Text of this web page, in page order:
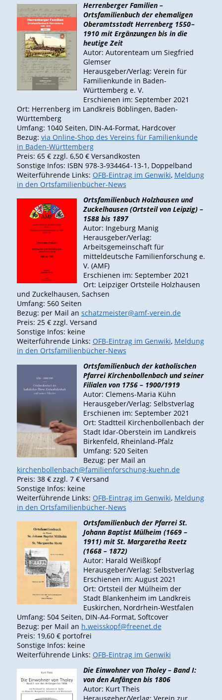
Herrenberger Familien –
Ortsfamilienbuch der ehemaligen
Oberamtsstadt Herrenberg 1550 –
1910 mit Ergänzungen bis in die
heutige Zeit
Autor: Autorenteam um Siegfried
Glemser
Herausgeber/Verlag: Verein für
Familienkunde in Baden-
Württemberg e. V.
Erschienen im: September 2021
Ort: Herrenberg im Landkreis Böblingen, Baden-
Württemberg
Umfang: 1040 Seiten, DIN-A4-Format, Hardcover
Bezug: via Online-Shop des Vereins für Familienkunde
in Baden-Württemberg
Preis: 65 € zzgl. 6,50 € Versandkosten
Sonstige Infos: ISBN 978-3‑934464 - 13‑1, Doppelband
Weiterführende Links: OFB-Eintrag im Genwiki, Meldung
in den Ortsfamilienbücher-News
Ortsfamilienbuch Holzhausen und
Zuckelhausen (Ortsteil von Leipzig) –
1588 bis 1897
Autor: Ingeburg Manig
Herausgeber/Verlag:
Arbeitsgemeinschaft für
mitteldeutsche Familienforschung e.
V. (AMF)
Erschienen im: September 2021
Ort: Leipziger Ortsteile Holzhausen
und Zuckelhausen, Sachsen
Umfang: 560 Seiten
Bezug: per Mail an schatzmeister@amf-verein.de
Preis: 25 € zzgl. Versand
Sonstige Infos: keine
Weiterführende Links: OFB-Eintrag im Genwiki, Meldung
in den Ortsfamilienbücher-News
Ortsfamilienbuch der katholischen
Pfarrei Kirchenbollenbach und seiner
Filialen von 1756 – 1900/1919
Autor: Clemens-Maria Kühn
Herausgeber/Verlag: Selbstverlag
Erschienen im: September 2021
Ort: Stadtteil Kirchenbollenbach der
Stadt Idar-Oberstein im Landkreis
Birkenfeld, Rheinland-Pfalz
Umfang: 520 Seiten
Bezug: per Mail an
kirchenbollenbach@familienforschung-kuehn.de
Preis: 38 € zzgl. 7 € Versand
Sonstige Infos: keine
Weiterführende Links: OFB-Eintrag im Genwiki, Meldung
in den Ortsfamilienbücher-News
Ortsfamilienbuch der Pfarrei St.
Johann Baptist Mülheim (1669 –
1911) mit St. Margaretha Reetz
(1668 – 1872)
Autor: Harald Weißkopf
Herausgeber/Verlag: Selbstverlag
Erschienen im: August 2021
Ort: Ortsteil der Mülheim der
Stadt Blankenheim im Landkreis
Euskirchen, Nordrhein-Westfalen
Umfang: 504 Seiten, DIN-A4-Format, Softcover
Bezug: per Mail an h.weisskopf@freenet.de
Preis: 19,60 € portofrei
Sonstige Infos: keine
Weiterführende Links: OFB-Eintrag im Genwiki
Die Einwohner von Tholey – Band I:
von den Anfängen bis 1806
Autor: Kurt Theis